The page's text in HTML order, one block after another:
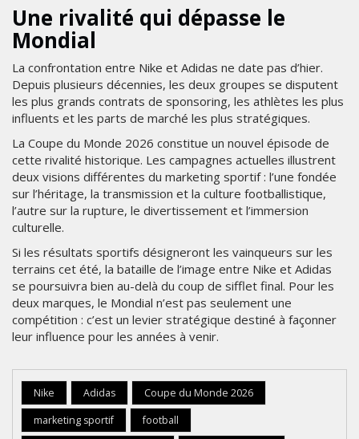
Une rivalité qui dépasse le
Mondial
La confrontation entre Nike et Adidas ne date pas d’hier.
Depuis plusieurs décennies, les deux groupes se disputent
les plus grands contrats de sponsoring, les athlètes les plus
influents et les parts de marché les plus stratégiques.
La Coupe du Monde 2026 constitue un nouvel épisode de
cette rivalité historique. Les campagnes actuelles illustrent
deux visions différentes du marketing sportif : l’une fondée
sur l’héritage, la transmission et la culture footballistique,
l’autre sur la rupture, le divertissement et l’immersion
culturelle.
Si les résultats sportifs désigneront les vainqueurs sur les
terrains cet été, la bataille de l’image entre Nike et Adidas
se poursuivra bien au-delà du coup de sifflet final. Pour les
deux marques, le Mondial n’est pas seulement une
compétition : c’est un levier stratégique destiné à façonner
leur influence pour les années à venir.
Nike Adidas
Coupe du Monde 2026
marketing sportif
football